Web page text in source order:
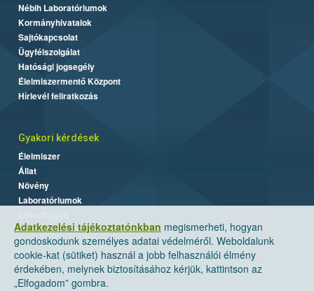
Adatkezelési tájékoztatónkban megismerheti, hogyan
gondoskodunk személyes adatai védelméről. Weboldalunk
cookie-kat (sütiket) használ a jobb felhasználói élmény
érdekében, melynek biztosításához kérjük, kattintson az
„Elfogadom” gombra.
Nébih Laboratóriumok
Kormányhivatalok
Sajtókapcsolat
Ügyfélszolgálat
Hatósági jogsegély
Élelmiszermentő Központ
Hírlevél feliratkozás
Gyakori kérdések
Élelmiszer
Állat
Növény
Laboratóriumok